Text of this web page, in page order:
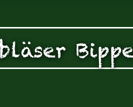
erhobenen Daten in den USA
oder Präferenzen, Statistiken oder
willigen Sie zugleich gem. Art. 49
werden. Die USA werden vom
unzureichendem